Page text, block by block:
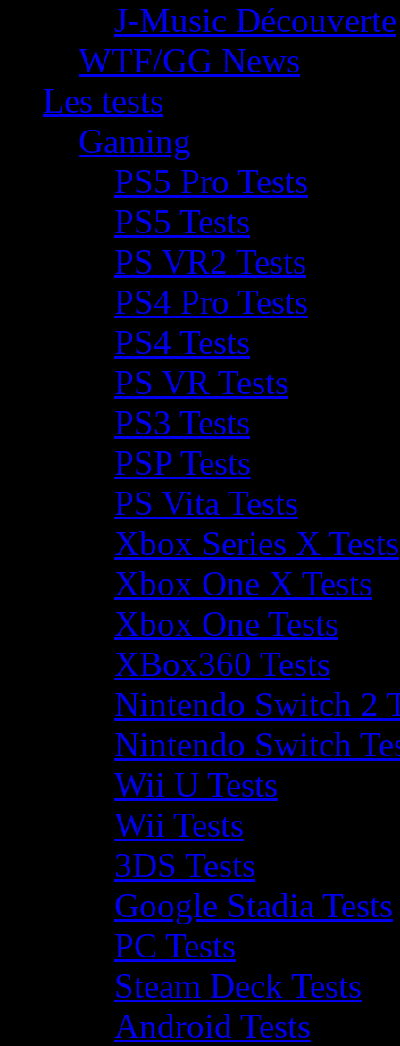
J-Music Découverte
WTF/GG News
Les tests
Gaming
PS5 Pro Tests
PS5 Tests
PS VR2 Tests
PS4 Pro Tests
PS4 Tests
PS VR Tests
PS3 Tests
PSP Tests
PS Vita Tests
Xbox Series X Tests
Xbox One X Tests
Xbox One Tests
XBox360 Tests
Nintendo Switch 2
Nintendo Switch
Wii U Tests
Wii Tests
3DS Tests
Google Stadia Tests
PC Tests
Steam Deck Tests
Android Tests